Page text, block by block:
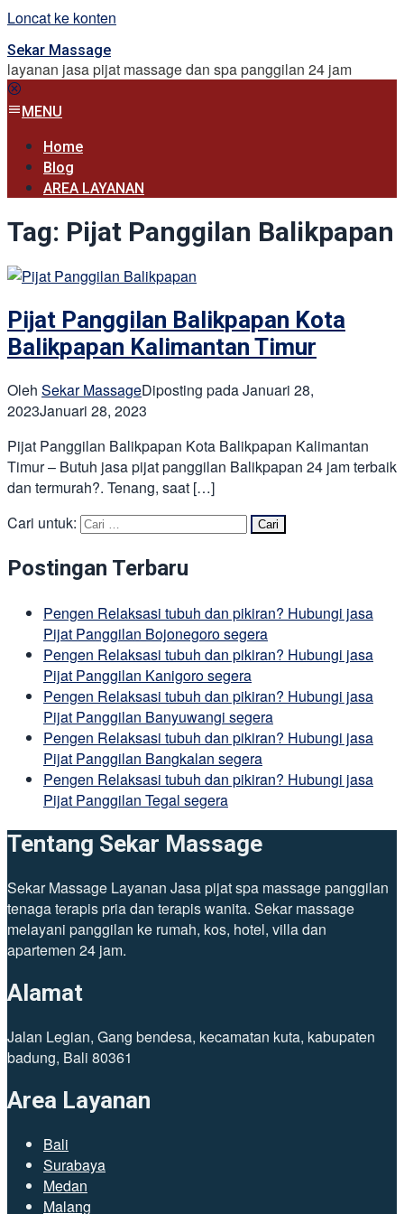
Loncat ke konten
Sekar Massage
layanan jasa pijat massage dan spa panggilan 24 jam
MENU
Home
Blog
AREA LAYANAN
Tag: Pijat Panggilan Balikpapan
Pijat Panggilan Balikpapan Kota
Balikpapan Kalimantan Timur
Oleh Sekar MassageDiposting padaJanuari 28,
2023Januari 28, 2023
Pijat Panggilan Balikpapan Kota Balikpapan Kalimantan
Timur – Butuh jasa pijat panggilan Balikpapan 24 jam terbaik
dan termurah?. Tenang, saat […]
Cari untuk:
Postingan Terbaru
Pengen Relaksasi tubuh dan pikiran? Hubungi jasa
Pijat Panggilan Bojonegoro segera
Pengen Relaksasi tubuh dan pikiran? Hubungi jasa
Pijat Panggilan Kanigoro segera
Pengen Relaksasi tubuh dan pikiran? Hubungi jasa
Pijat Panggilan Banyuwangi segera
Pengen Relaksasi tubuh dan pikiran? Hubungi jasa
Pijat Panggilan Bangkalan segera
Pengen Relaksasi tubuh dan pikiran? Hubungi jasa
Pijat Panggilan Tegal segera
Tentang Sekar Massage
Sekar Massage Layanan Jasa pijat spa massage panggilan
tenaga terapis pria dan terapis wanita. Sekar massage
melayani panggilan ke rumah, kos, hotel, villa dan
apartemen 24 jam.
Alamat
Jalan Legian, Gang bendesa, kecamatan kuta, kabupaten
badung, Bali 80361
Area Layanan
Bali
Surabaya
Medan
Malang